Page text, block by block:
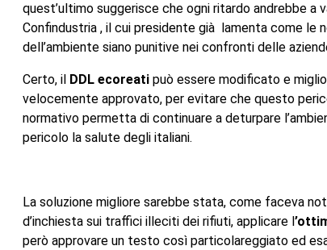
quest’ultimo suggerisce che ogni ritardo andrebbe a
Confindustria , il cui presidente già lamenta come le
dell’ambiente siano punitive nei confronti delle
Certo, il DDL ecoreatipuò essere modificato e
velocemente approvato, per evitare che questo
normativo permetta di continuare a deturpare
pericolo la salute degli italiani.
La soluzione migliore sarebbe stata, come faceva
d’inchiesta sui traffici illeciti dei rifiuti, applicare l
però approvare un testo così particolareggiato ed